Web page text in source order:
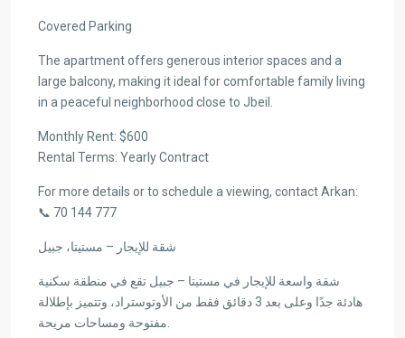
Covered Parking
The apartment offers generous interior spaces and a
large balcony, making it ideal for comfortable family living
in a peaceful neighborhood close to Jbeil.
Monthly Rent: $600
Rental Terms: Yearly Contract
For more details or to schedule a viewing, contact Arkan:
📞 70 144 777
شقة للإيجار – مستيتا، جبيل
شقة واسعة للإيجار في مستيتا – جبيل تقع في منطقة سكنية
هادئة جدًا وعلى بعد 3 دقائق فقط من الأوتوستراد، وتتميز بإطلالة